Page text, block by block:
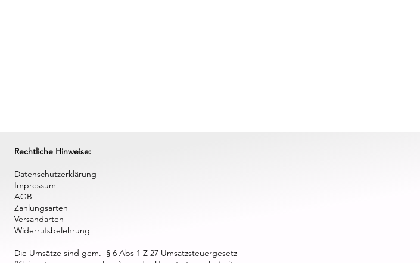
Rechtliche Hinweise:
Datenschutzerklärung
Impressum
AGB
Zahlungsarten
Versandarten
Widerrufsbelehrung
Die Umsätze sind gem. § 6 Abs 1 Z 27 Umsatzsteuergesetz